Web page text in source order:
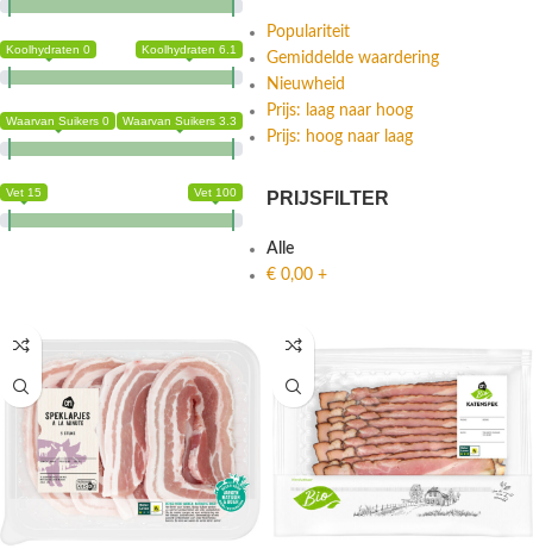
Koolhydraten 0 Koolhydraten 6.1
Waarvan Suikers 0 Waarvan Suikers 3.3
Vet 15 Vet 100
Populariteit
Gemiddelde waardering
Nieuwheid
Prijs: laag naar hoog
Prijs: hoog naar laag
PRIJSFILTER
Alle
€ 0,00 +